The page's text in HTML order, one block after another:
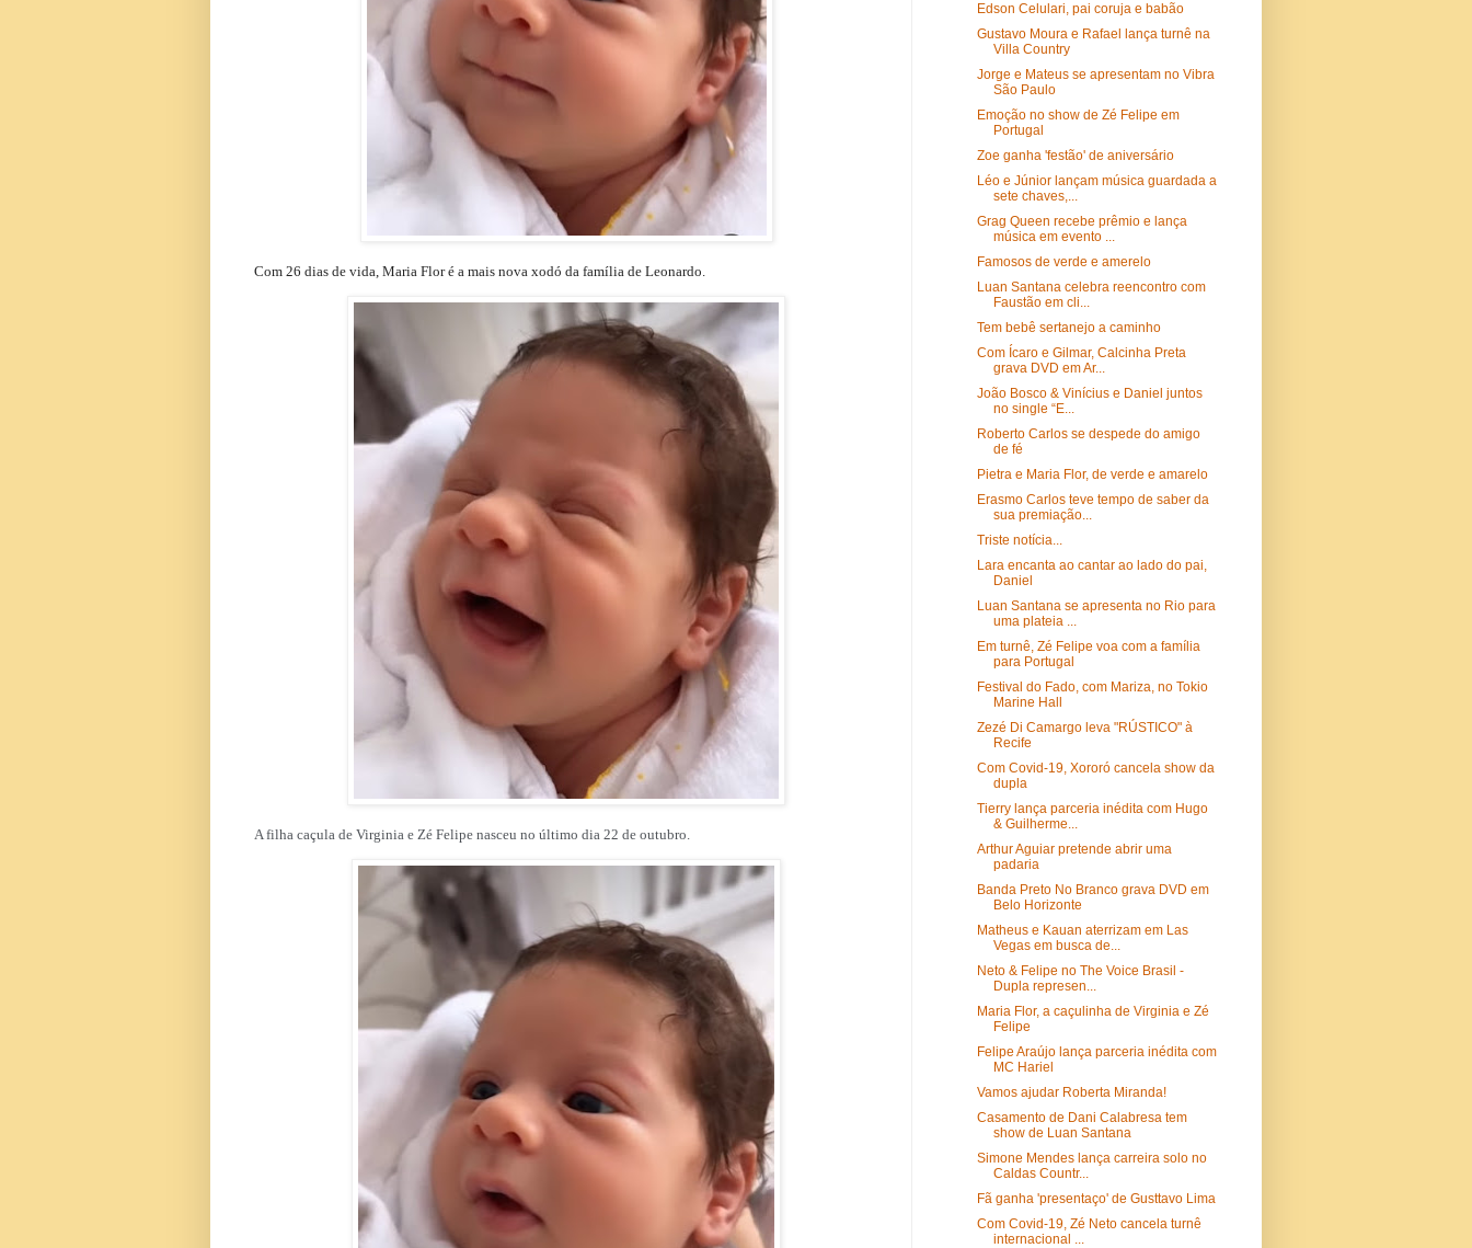
Com 26 dias de vida, Maria Flor é a mais nova xodó da família de Leonardo.
A filha caçula de Virginia e Zé Felipe nasceu no último dia 22 de outubro.
Edson Celulari, pai coruja e babão
Gustavo Moura e Rafael lança turnê na
Villa Country
Jorge e Mateus se apresentam no Vibra
São Paulo
Emoção no show de Zé Felipe em
Portugal
Zoe ganha 'festão' de aniversário
Léo e Júnior lançam música guardada a
sete chaves,...
Grag Queen recebe prêmio e lança
música em evento ...
Famosos de verde e amerelo
Luan Santana celebra reencontro com
Faustão em cli...
Tem bebê sertanejo a caminho
Com Ícaro e Gilmar, Calcinha Preta
grava DVD em Ar...
João Bosco & Vinícius e Daniel juntos
no single “E...
Roberto Carlos se despede do amigo
de fé
Pietra e Maria Flor, de verde e amarelo
Erasmo Carlos teve tempo de saber da
sua premiação...
Triste notícia...
Lara encanta ao cantar ao lado do pai,
Daniel
Luan Santana se apresenta no Rio para
uma plateia ...
Em turnê, Zé Felipe voa com a família
para Portugal
Festival do Fado, com Mariza, no Tokio
Marine Hall
Zezé Di Camargo leva "RÚSTICO" à
Recife
Com Covid-19, Xororó cancela show da
dupla
Tierry lança parceria inédita com Hugo
& Guilherme...
Arthur Aguiar pretende abrir uma
padaria
Banda Preto No Branco grava DVD em
Belo Horizonte
Matheus e Kauan aterrizam em Las
Vegas em busca de...
Neto & Felipe no The Voice Brasil -
Dupla represen...
Maria Flor, a caçulinha de Virginia e Zé
Felipe
Felipe Araújo lança parceria inédita com
MC Hariel
Vamos ajudar Roberta Miranda!
Casamento de Dani Calabresa tem
show de Luan Santana
Simone Mendes lança carreira solo no
Caldas Countr...
Fã ganha 'presentaço' de Gusttavo Lima
Com Covid-19, Zé Neto cancela turnê
internacional ...